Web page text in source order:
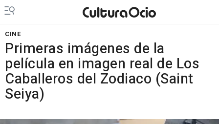
CINE
Primeras imágenes de la
película en imagen real de Los
Caballeros del Zodiaco (Saint
Seiya)